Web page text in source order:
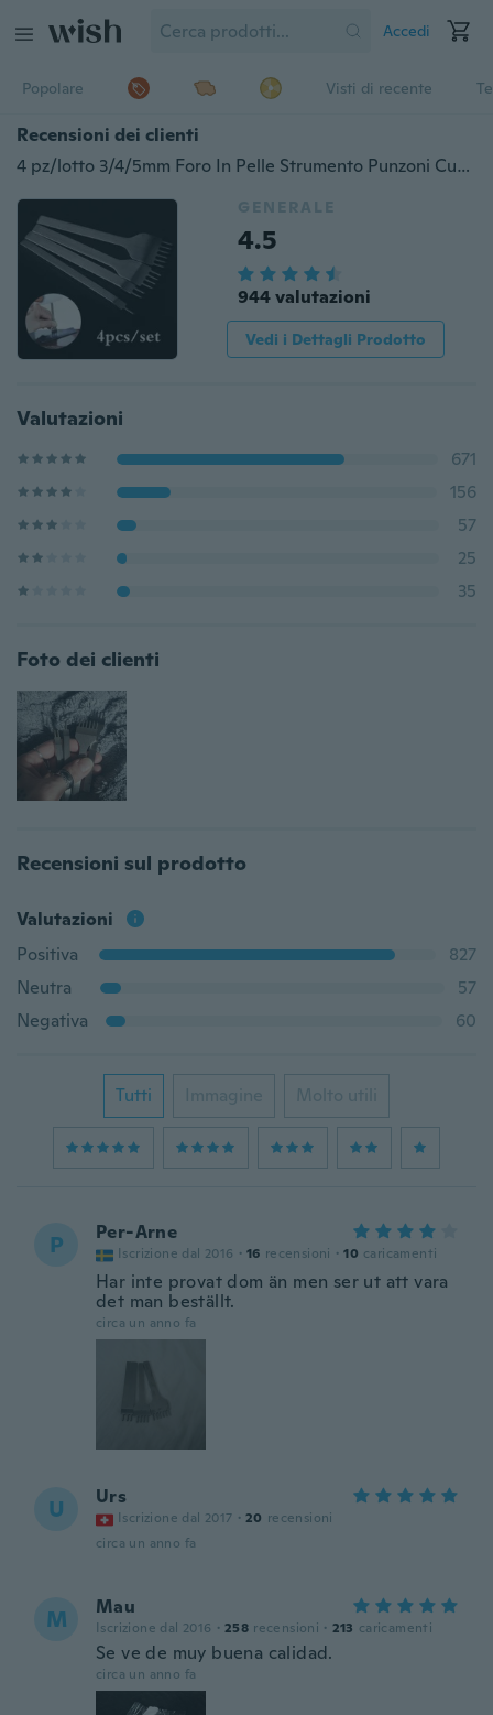
Accedi
Popolare Visti di recente
Recensioni dei clienti
4 pz/lotto 3/4/5mm Foro In Pelle Strumento Punzoni Cucitura Punch Strumento Polo Artigianale In Pelle 1 2 4 6 polo In Pelle Foro Strumento
GENERALE
4.5
944 valutazioni
Vedi i Dettagli Prodotto
Valutazioni
671
156
57
25
35
Foto dei clienti
Recensioni sul prodotto
Valutazioni
Positiva
827
Neutra
57
Negativa
60
Tutti Immagine Molto utili
P Per-Arne
Iscrizione dal 2016 · 16 recensioni · 10 caricamenti
Har inte provat dom än men ser ut att vara
det man beställt.
circa un anno fa
U Urs
Iscrizione dal 2017 · 20 recensioni
circa un anno fa
M Mau
Iscrizione dal 2016 · 258 recensioni · 213 caricamenti
Se ve de muy buena calidad.
circa un anno fa